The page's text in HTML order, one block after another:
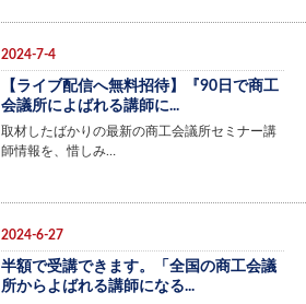
2024-7-4
【ライブ配信へ無料招待】『90日で商工
会議所によばれる講師に...
取材したばかりの最新の商工会議所セミナー講
師情報を、惜しみ…
2024-6-27
半額で受講できます。「全国の商工会議
所からよばれる講師になる...